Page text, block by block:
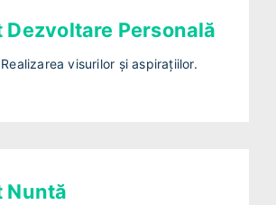
Dezvoltare Personală
visurilor și aspirațiilor.
Nuntă